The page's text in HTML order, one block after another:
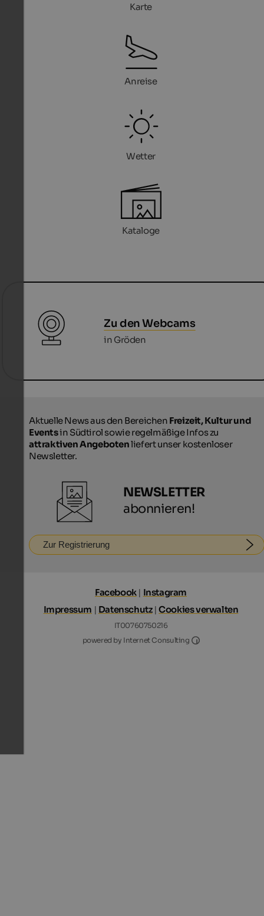
Karte
Anreise
Wetter
Kataloge
Zu den Webcams
in Gröden
Aktuelle News aus den Bereichen Freizeit, Kultur und
Eventsin Südtirol sowie regelmäßige Infos zu
attraktiven Angebotenliefert unser kostenloser
Newsletter.
NEWSLETTER
abonnieren!
Zur Registrierung
Facebook| Instagram
Impressum | Datenschutz|Cookies verwalten
IT00760750216
powered by Internet Consulting
Internet